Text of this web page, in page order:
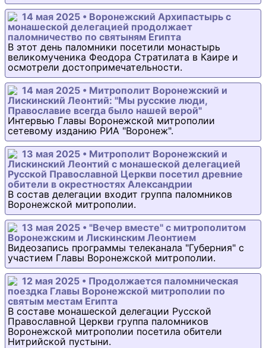
14 мая 2025 • Воронежский Архипастырь с
монашеской делегацией продолжает
паломничество по святыням Египта
В этот день паломники посетили монастырь
великомученика Феодора Стратилата в Каире и
осмотрели достопримечательности.
14 мая 2025 • Митрополит Воронежский и
Лискинский Леонтий: "Мы русские люди,
Православие всегда было нашей верой"
Интервью Главы Воронежской митрополии
сетевому изданию РИА "Воронеж".
13 мая 2025 • Митрополит Воронежский и
Лискинский Леонтий с монашеской делегацией
Русской Православной Церкви посетил древние
обители в окрестностях Александрии
В состав делегации входит группа паломников
Воронежской митрополии.
13 мая 2025 • "Вечер вместе" с митрополитом
Воронежским и Лискинским Леонтием
Видеозапись программы телеканала "Губерния" с
участием Главы Воронежской митрополии.
12 мая 2025 • Продолжается паломническая
поездка Главы Воронежской митрополии по
святым местам Египта
В составе монашеской делегации Русской
Православной Церкви группа паломников
Воронежской митрополии посетила обители
Нитрийской пустыни.